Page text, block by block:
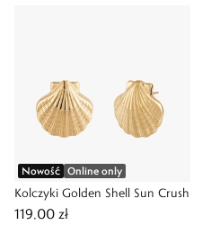
Nowość Online only
Kolczyki Golden Shell Sun Crush
119,00 zł